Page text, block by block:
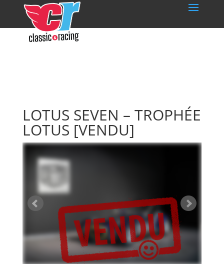
LOTUS SEVEN – TROPHÉE
LOTUS [VENDU]